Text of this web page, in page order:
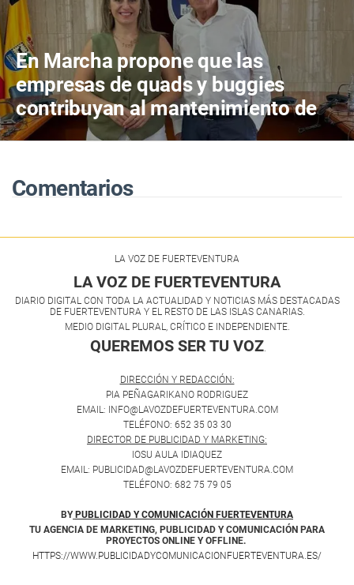
En Marcha propone que las
empresas de quads y buggies
contribuyan al mantenimiento de
los caminos públicos de La Oliva
Comentarios
LA VOZ DE FUERTEVENTURA
LA VOZ DE FUERTEVENTURA
DIARIO DIGITAL CON TODA LA ACTUALIDAD Y NOTICIAS MÁS DESTACADAS
DE FUERTEVENTURA Y EL RESTO DE LAS ISLAS CANARIAS.
MEDIO DIGITAL PLURAL, CRÍTICO E INDEPENDIENTE.
QUEREMOS SER TU VOZ.
DIRECCIÓN Y REDACCIÓN:
PIA PEÑAGARIKANO RODRIGUEZ
EMAIL: INFO@LAVOZDEFUERTEVENTURA.COM
TELÉFONO: 652 35 03 30
DIRECTOR DE PUBLICIDAD Y MARKETING:
IOSU AULA IDIAQUEZ
EMAIL: PUBLICIDAD@LAVOZDEFUERTEVENTURA.COM
TELÉFONO: 682 75 79 05
BY PUBLICIDAD Y COMUNICACIÓN FUERTEVENTURA
TU AGENCIA DE MARKETING, PUBLICIDAD Y COMUNICACIÓN PARA
PROYECTOS ONLINE Y OFFLINE.
HTTPS://WWW.PUBLICIDADYCOMUNICACIONFUERTEVENTURA.ES/